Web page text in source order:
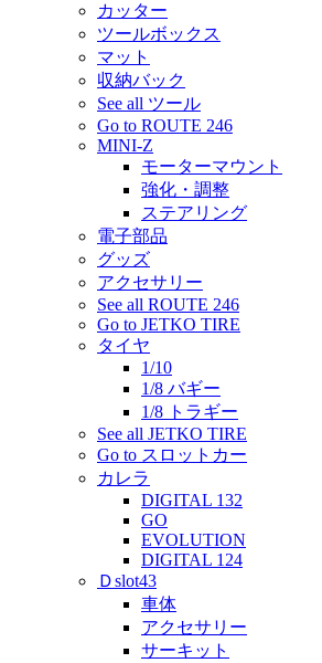
カッター
ツールボックス
マット
収納バック
See all ツール
Go to ROUTE 246
MINI-Z
モーターマウント
強化・調整
ステアリング
電子部品
グッズ
アクセサリー
See all ROUTE 246
Go to JETKO TIRE
タイヤ
1/10
1/8 バギー
1/8 トラギー
See all JETKO TIRE
Go to スロットカー
カレラ
DIGITAL 132
GO
EVOLUTION
DIGITAL 124
Ｄslot43
車体
アクセサリー
サーキット